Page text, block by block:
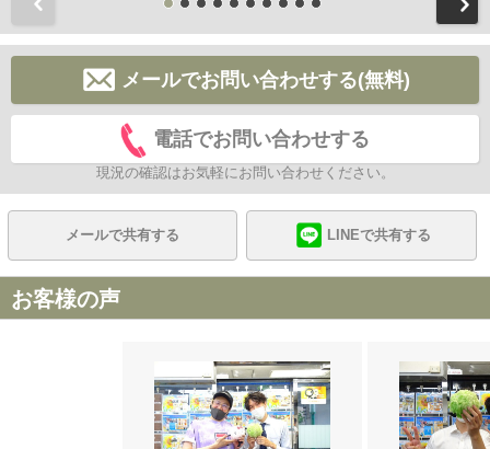
メールでお問い合わせする(無料)
電話でお問い合わせする
現況の確認はお気軽にお問い合わせください。
メールで共有する LINEで共有する
お客様の声